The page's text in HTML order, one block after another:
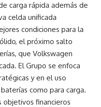
carga rápida además de
celda unificada
condiciones para la
el próximo salto
que Volkswagen
El Grupo se enfoca
y en el uso
como para carga.
objetivos financieros